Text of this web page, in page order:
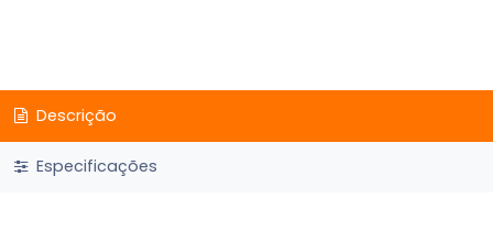
Descrição
Especificações